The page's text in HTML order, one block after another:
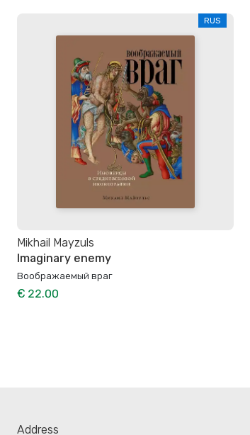
RUS
Mikhail Mayzuls
Imaginary enemy
Воображаемый враг
€ 22.00
Address